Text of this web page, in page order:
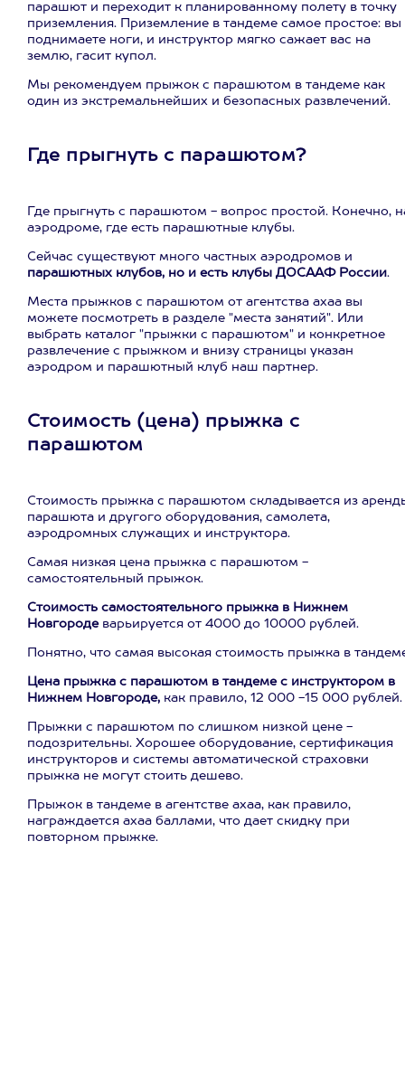
парашют и переходит к планированному полету в точку
приземления. Приземление в тандеме самое простое: вы
поднимаете ноги, и инструктор мягко сажает вас на
землю, гасит купол.
Мы рекомендуем прыжок с парашютом в тандеме как
один из экстремальнейших и безопасных развлечений.
Где прыгнуть с парашютом?
Где прыгнуть с парашютом - вопрос простой. Конечно,
аэродроме, где есть парашютные клубы.
Сейчас существуют много частных аэродромов и
парашютных клубов, но и есть клубы ДОСААФ России.
Места прыжков с парашютом от агентства ахаа вы
можете посмотреть в разделе "места занятий". Или
выбрать каталог "прыжки с парашютом" и конкретное
развлечение с прыжком и внизу страницы указан
аэродром и парашютный клуб наш партнер.
Стоимость (цена) прыжка с
парашютом
Стоимость прыжка с парашютом складывается из
парашюта и другого оборудования, самолета,
аэродромных служащих и инструктора.
Самая низкая цена прыжка с парашютом -
самостоятельный прыжок.
Стоимость самостоятельного прыжка в Нижнем
Новгороде варьируется от 4000 до 10000 рублей.
Понятно, что самая высокая стоимость прыжка в
Цена прыжка с парашютом в тандеме с инструктором в
Нижнем Новгороде, как правило, 12 000 -15 000 рублей.
Прыжки с парашютом по слишком низкой цене -
подозрительны. Хорошее оборудование, сертификация
инструкторов и системы автоматической страховки
прыжка не могут стоить дешево.
Прыжок в тандеме в агентстве ахаа, как правило,
награждается ахаа баллами, что дает скидку при
повторном прыжке.